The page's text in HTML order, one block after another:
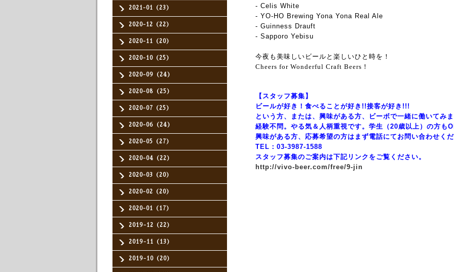
2021-01（23）
2020-12（22）
2020-11（20）
2020-10（25）
2020-09（24）
2020-08（25）
2020-07（25）
2020-06（24）
2020-05（27）
2020-04（22）
2020-03（20）
2020-02（20）
2020-01（17）
2019-12（22）
2019-11（13）
2019-10（20）
- Celis White
- YO-HO Brewing Yona Yona Real Ale
- Guinness Drauft
- Sapporo Yebisu
今夜も美味しいビールと楽しいひと時を！
Cheers for Wonderful Craft Beers！
【スタッフ募集】
ビールが好き！食べることが好き!!接客が好き!!!
という方、または、興味がある方、ビーボで一緒に働いてみ
経験不問。やる気＆人柄重視です。学生（20歳以上）の方も
興味がある方、応募希望の方はまず電話にてお問い合わせく
TEL：03-3987-1588
スタッフ募集のご案内は下記リンクをご覧ください。
http://vivo-beer.com/free/9-jin